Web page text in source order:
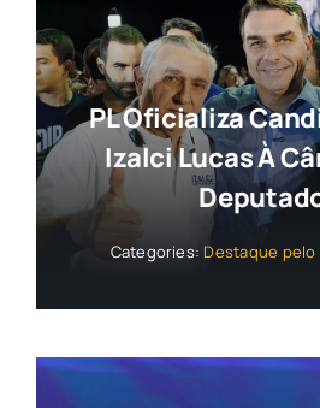
PL Oficializa
Izalci Lucas À
Categories: Destaque pelo